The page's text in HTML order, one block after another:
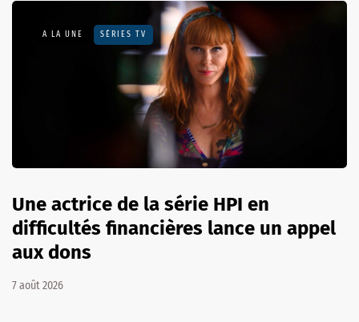
A LA UNE SÉRIES TV
Une actrice de la série HPI en
difficultés financières lance un appel
aux dons
7 août 2026